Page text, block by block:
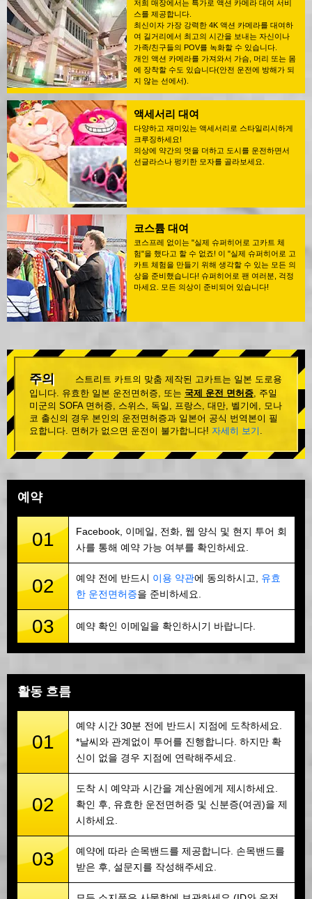
저희 매장에서는 특가로 액션 카메라 대여 서비
스를 제공합니다.
최신이자 가장 강력한 4K 액션 카메라를 대여하
여 길거리에서 최고의 시간을 보내는 자신이나
가족/친구들의 POV를 녹화할 수 있습니다.
개인 액션 카메라를 가져와서 가슴, 머리 또는 몸
에 장착할 수도 있습니다(안전 운전에 방해가 되
지 않는 선에서).
액세서리 대여
다양하고 재미있는 액세서리로 스타일리시하게
크루징하세요!
의상에 약간의 멋을 더하고 도시를 운전하면서
선글라스나 펑키한 모자를 골라보세요.
코스튬 대여
코스프레 없이는 "실제 슈퍼히어로 고카트 체
험"을 했다고 할 수 없죠! 이 "실제 슈퍼히어로 고
카트 체험을 만들기 위해 생각할 수 있는 모든 의
상을 준비했습니다! 슈퍼히어로 팬 여러분, 걱정
마세요. 모든 의상이 준비되어 있습니다!
주의
스트리트 카트의 맞춤 제작된 고카트는 일본 도로용
입니다. 유효한 일본 운전면허증, 또는 국제 운전 면허증, 주일
미군의 SOFA 면허증, 스위스, 독일, 프랑스, 대만, 벨기에, 모나
코 출신의 경우 본인의 운전면허증과 일본어 공식 번역본이 필
요합니다. 면허가 없으면 운전이 불가합니다! 자세히 보기 .
예약
01
Facebook, 이메일, 전화, 웹 양식 및 현지 투어 회
사를 통해 예약 가능 여부를 확인하세요.
02 예약 전에 반드시 이용 약관에 동의하시고, 유효
한 운전면허증을 준비하세요.
03 예약 확인 이메일을 확인하시기 바랍니다.
활동 흐름
01
예약 시간 30분 전에 반드시 지점에 도착하세요.
*날씨와 관계없이 투어를 진행합니다. 하지만 확
신이 없을 경우 지점에 연락해주세요.
02
도착 시 예약과 시간을 계산원에게 제시하세요.
확인 후, 유효한 운전면허증 및 신분증(여권)을 제
시하세요.
03
예약에 따라 손목밴드를 제공합니다. 손목밴드를
받은 후, 설문지를 작성해주세요.